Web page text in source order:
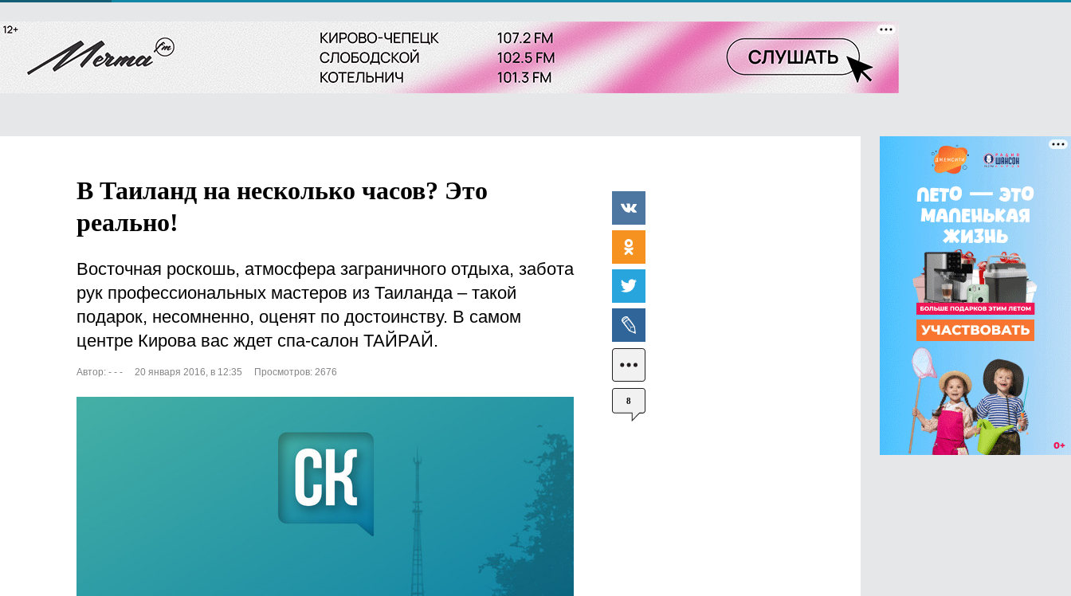
В Таиланд на несколько часов? Это
реально!
Восточная роскошь, атмосфера заграничного отдыха, забота
рук профессиональных мастеров из Таиланда – такой
подарок, несомненно, оценят по достоинству. В самом
центре Кирова вас ждет спа-салон ТАЙРАЙ.
Автор: - - - 20 января 2016, в 12:35 Просмотров: 2676
8